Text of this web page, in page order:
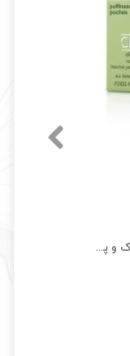
کرم دور چشم ریچ کلینیک اصل ضد چروک و پف Clinique All About Eyes Rich